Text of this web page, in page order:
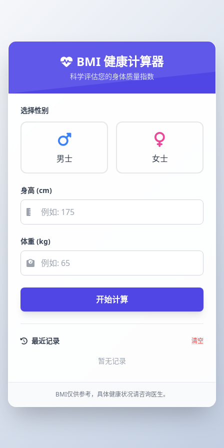
BMI 健康计算器
科学评估您的身体质量指数
选择性别
男士 女士
身高 (cm)
体重 (kg)
开始计算
最近记录 清空
暂无记录
BMI仅供参考，具体健康状况请咨询医生。